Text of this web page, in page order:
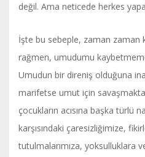
değil. Ama neticede herkes
İşte bu sebeple, zaman zaman
rağmen, umudumu
Umudun bir direniş olduğuna
marifetse umut için
çocukların acısına başka türlü
karşısındaki çaresizliğimize,
tutulmalarımıza, yoksulluklara